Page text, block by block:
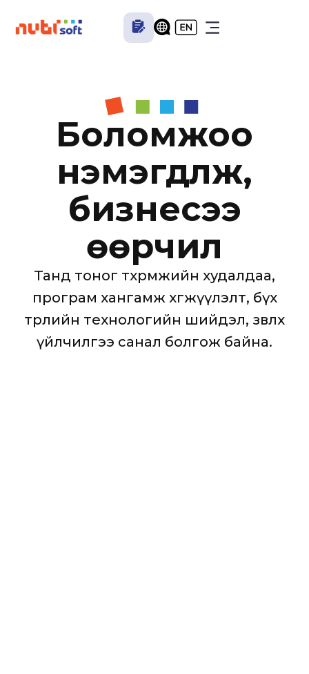
Боломжоо
нэмэгдүүлж,
бизнесээ
өөрчил
Танд тоног төхөөрөмжийн худалдаа,
програм хангамж хөгжүүлэлт, бүх
төрлийн технологийн шийдэл, зөвлөх
үйлчилгээ санал болгож байна.